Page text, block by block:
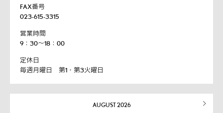
FAX番号
023-615-3315
営業時間
9：30～18：00
定休日
毎週月曜日 第1・第3火曜日
AUGUST 2026